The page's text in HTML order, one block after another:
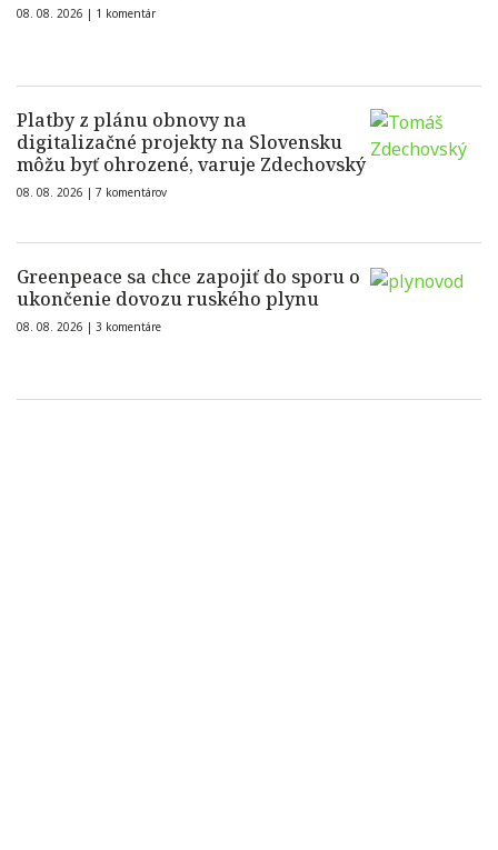
08. 08. 2026 | 1 komentár
Platby z plánu obnovy na
digitalizačné projekty na Slovensku
môžu byť ohrozené, varuje Zdechovský
08. 08. 2026 | 7 komentárov
Greenpeace sa chce zapojiť do sporu o
ukončenie dovozu ruského plynu
08. 08. 2026 | 3 komentáre